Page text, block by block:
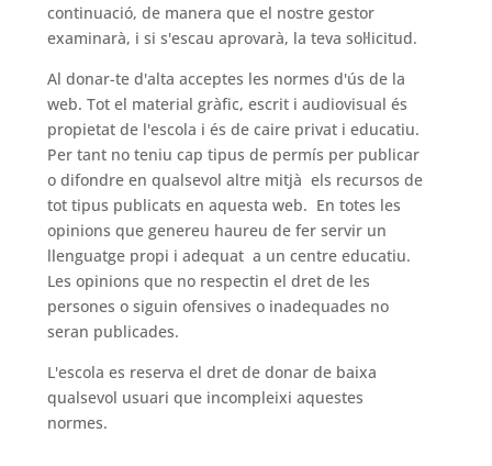
continuació, de manera que el nostre gestor
examinarà, i si s'escau aprovarà, la teva sol·licitud.
Al donar-te d'alta acceptes les normes d'ús de la
web. Tot el material gràfic, escrit i audiovisual és
propietat de l'escola i és de caire privat i educatiu.
Per tant no teniu cap tipus de permís per publicar
o difondre en qualsevol altre mitjà els recursos de
tot tipus publicats en aquesta web. En totes les
opinions que genereu haureu de fer servir un
llenguatge propi i adequat a un centre educatiu.
Les opinions que no respectin el dret de les
persones o siguin ofensives o inadequades no
seran publicades.
L'escola es reserva el dret de donar de baixa
qualsevol usuari que incompleixi aquestes
normes.